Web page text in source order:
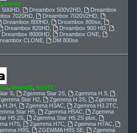
prosat
500HD, Dreambox 500V2HD,
Dreambox
7020HD, Dreambox 7020V2HD,
Dreambox 800HD, Dreambox 800se,
Dreambox 820HD, Dreambox 900 HD,
Dreambox 8000HD, Dreambox ONE,
CLONE,
DM 800se
DawidB fazii73
S, Zgemma Star 2S, Zgemma H.S,
Star H2, Zgemma H.2S,
Zgemma
H.2H Zgemma H3AC, Zgemma H3.2TC,
Star H5, Zgemma H5AC,
Zgemma
H5.2S, Zgemma Star H5.2S plus
H7S, Zgemma H7C, Zgemma H7AC,
H9S, ZGEMMA H9S SE,
Zgemma